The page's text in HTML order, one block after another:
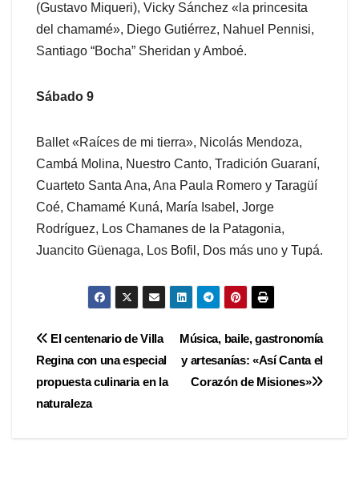
(Gustavo Miqueri), Vicky Sánchez «la princesita
del chamamé», Diego Gutiérrez, Nahuel Pennisi,
Santiago “Bocha” Sheridan y Amboé.
Sábado 9
Ballet «Raíces de mi tierra», Nicolás Mendoza,
Cambá Molina, Nuestro Canto, Tradición Guaraní,
Cuarteto Santa Ana, Ana Paula Romero y Taragüí
Coé, Chamamé Kuná, María Isabel, Jorge
Rodríguez, Los Chamanes de la Patagonia,
Juancito Güenaga, Los Bofil, Dos más uno y Tupá.
Navegación
de
entradas
Música, baile, gastronomía
y artesanías: «Así Canta el
Corazón de Misiones»
El centenario de Villa
Regina con una especial
propuesta culinaria en la
naturaleza